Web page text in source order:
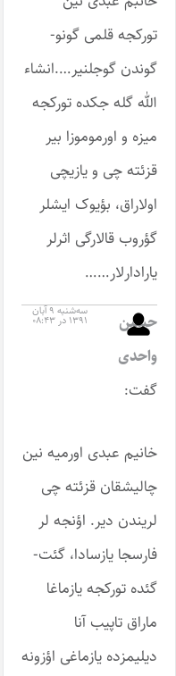
تورکجه قلمی گونو-
گوندن گوجلنیر….انشاء
الله گله جکده تورکجه
میزه و اورموموزا بیر
قزئته چی و یازیچی
اولاراق، بؤیوک ایشلر
گؤروب قالارگی اثرلر
یارادارلار……
حسین
واحدی
گفت:
سه‌شنبه ۹ آبان
۱۳۹۱ در ۰۸:۴۳
خانیم عبدی اورمیه نین
چالیشقان قزئته چی
لریندن دیر. اؤنجه لر
فارسجا یازسادا، گئت-
گئده تورکجه یازماغا
ماراق تاپیب آنا
دیلیمزده یازماغی اؤزونه